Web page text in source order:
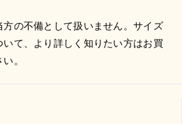
方の不備として扱いません。サイズ
て、より詳しく知りたい方はお買
。